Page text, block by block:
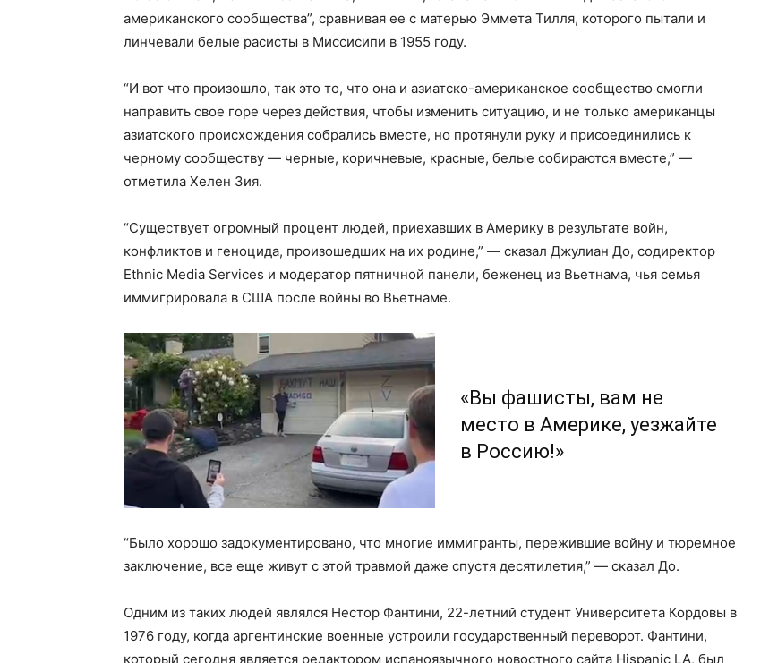
американского сообщества”, сравнивая ее с матерью Эммета Тилля, которого пытали и
линчевали белые расисты в Миссисипи в 1955 году.
“И вот что произошло, так это то, что она и азиатско-американское сообщество смогли
направить свое горе через действия, чтобы изменить ситуацию, и не только американцы
азиатского происхождения собрались вместе, но протянули руку и присоединились к
черному сообществу — черные, коричневые, красные, белые собираются вместе,” —
отметила Хелен Зия.
“Существует огромный процент людей, приехавших в Америку в результате войн,
конфликтов и геноцида, произошедших на их родине,” — сказал Джулиан До, содиректор
Ethnic Media Services и модератор пятничной панели, беженец из Вьетнама, чья семья
иммигрировала в США после войны во Вьетнаме.
«Вы фашисты, вам не
место в Америке, уезжайте
в Россию!»
“Было хорошо задокументировано, что многие иммигранты, пережившие войну и тюремное
заключение, все еще живут с этой травмой даже спустя десятилетия,” — сказал До.
Одним из таких людей являлся Нестор Фантини, 22-летний студент Университета Кордовы в
1976 году, когда аргентинские военные устроили государственный переворот. Фантини,
который сегодня является редактором испаноязычного новостного сайта Hispanic LA, был